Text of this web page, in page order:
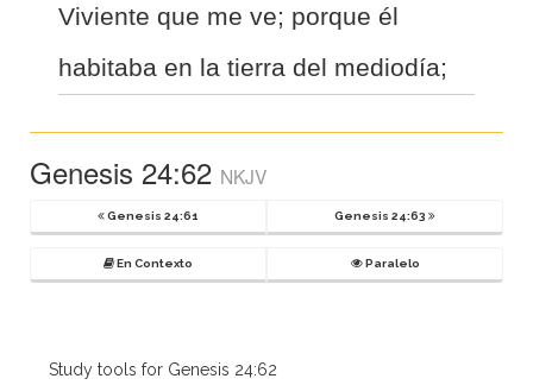
Viviente que me ve; porque él
habitaba en la tierra del mediodía;
Genesis 24:62 NKJV
Genesis 24:61 Genesis 24:63
En Contexto Paralelo
Study tools for Genesis 24:62